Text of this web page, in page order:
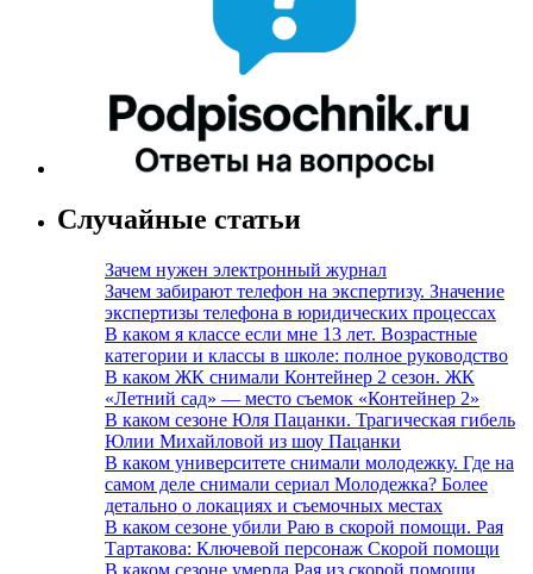
Случайные статьи
Зачем нужен электронный журнал
Зачем забирают телефон на экспертизу. Значение
экспертизы телефона в юридических процессах
В каком я классе если мне 13 лет. Возрастные
категории и классы в школе: полное руководство
В каком ЖК снимали Контейнер 2 сезон. ЖК
«Летний сад» — место съемок «Контейнер 2»
В каком сезоне Юля Пацанки. Трагическая гибель
Юлии Михайловой из шоу Пацанки
В каком университете снимали молодежку. Где на
самом деле снимали сериал Молодежка? Более
детально о локациях и съемочных местах
В каком сезоне убили Раю в скорой помощи. Рая
Тартакова: Ключевой персонаж Скорой помощи
В каком сезоне умерла Рая из скорой помощи.